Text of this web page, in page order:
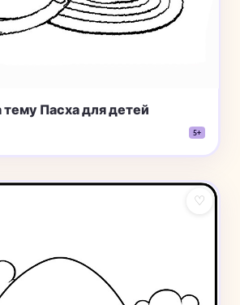
тему Пасха для детей
5+
♡